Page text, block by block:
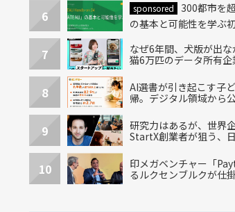
6 sponsored
300都市を
の基本と可能性を学ぶ
7
なぜ6年間、犬版が出
猫6万匹のデータ所有
8
AI選書が引き起こす子
帰。デジタル領域から
9
研究力はあるが、世界
StartX創業者が狙う、
10
印メガベンチャー「
るルクセンブルクが仕